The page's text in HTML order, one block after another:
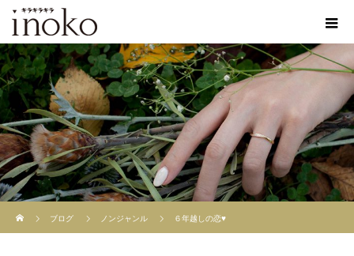
ブログ
ノンジャンル ６年越しの恋♥